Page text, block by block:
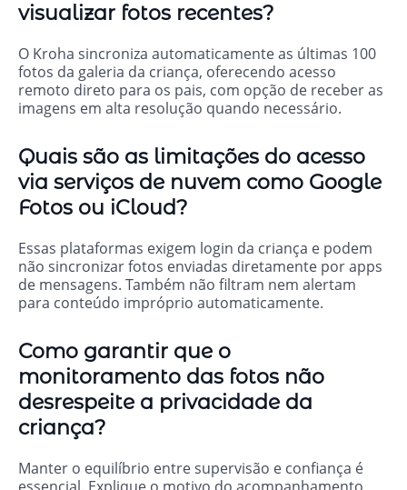
visualizar fotos recentes?
O Kroha sincroniza automaticamente as últimas 100
fotos da galeria da criança, oferecendo acesso
remoto direto para os pais, com opção de receber as
imagens em alta resolução quando necessário.
Quais são as limitações do acesso
via serviços de nuvem como Google
Fotos ou iCloud?
Essas plataformas exigem login da criança e podem
não sincronizar fotos enviadas diretamente por apps
de mensagens. Também não filtram nem alertam
para conteúdo impróprio automaticamente.
Como garantir que o
monitoramento das fotos não
desrespeite a privacidade da
criança?
Manter o equilíbrio entre supervisão e confiança é